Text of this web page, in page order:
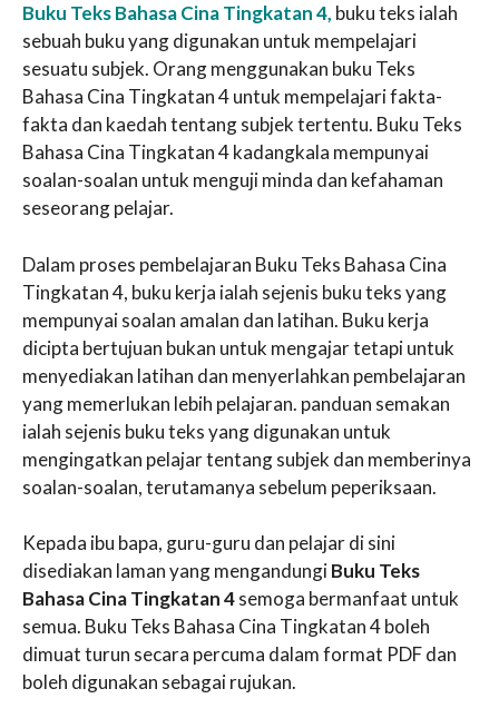
Buku Teks Bahasa Cina Tingkatan 4, buku teks ialah
sebuah buku yang digunakan untuk mempelajari
sesuatu subjek. Orang menggunakan buku Teks
Bahasa Cina Tingkatan 4 untuk mempelajari fakta-
fakta dan kaedah tentang subjek tertentu. Buku Teks
Bahasa Cina Tingkatan 4 kadangkala mempunyai
soalan-soalan untuk menguji minda dan kefahaman
seseorang pelajar.
Dalam proses pembelajaran Buku Teks Bahasa Cina
Tingkatan 4, buku kerja ialah sejenis buku teks yang
mempunyai soalan amalan dan latihan. Buku kerja
dicipta bertujuan bukan untuk mengajar tetapi untuk
menyediakan latihan dan menyerlahkan pembelajaran
yang memerlukan lebih pelajaran. panduan semakan
ialah sejenis buku teks yang digunakan untuk
mengingatkan pelajar tentang subjek dan memberinya
soalan-soalan, terutamanya sebelum peperiksaan.
Kepada ibu bapa, guru-guru dan pelajar di sini
disediakan laman yang mengandungiBuku Teks
Bahasa Cina Tingkatan 4semoga bermanfaat untuk
semua. Buku Teks Bahasa Cina Tingkatan 4 boleh
dimuat turun secara percuma dalam format PDF dan
boleh digunakan sebagai rujukan.